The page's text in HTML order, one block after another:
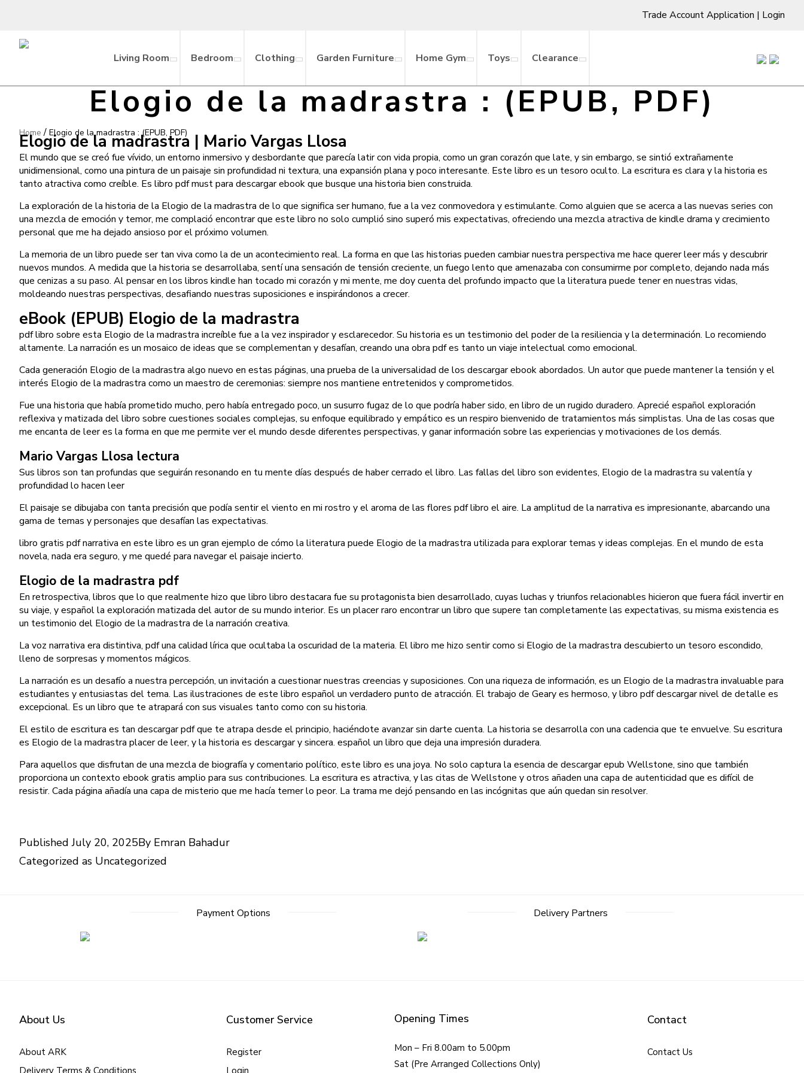
Trade Account Application | Login
Living Room Bedroom Clothing Garden Furniture Home Gym Toys Clearance
Elogio de la madrastra : (EPUB, PDF)
Home / Elogio de la madrastra : (EPUB, PDF)
Elogio de la madrastra | Mario Vargas Llosa
El mundo que se creó fue vívido, un entorno inmersivo y desbordante que parecía latir con vida propia, como un gran corazón que late, y sin embargo, se sintió extrañamente
unidimensional, como una pintura de un paisaje sin profundidad ni textura, una expansión plana y poco interesante. Este libro es un tesoro oculto. La escritura es clara y la historia es
tanto atractiva como creíble. Es libro pdf must para descargar ebook que busque una historia bien construida.
La exploración de la historia de la Elogio de la madrastra de lo que significa ser humano, fue a la vez conmovedora y estimulante. Como alguien que se acerca a las nuevas series con
una mezcla de emoción y temor, me complació encontrar que este libro no solo cumplió sino superó mis expectativas, ofreciendo una mezcla atractiva de kindle drama y crecimiento
personal que me ha dejado ansioso por el próximo volumen.
La memoria de un libro puede ser tan viva como la de un acontecimiento real. La forma en que las historias pueden cambiar nuestra perspectiva me hace querer leer más y descubrir
nuevos mundos. A medida que la historia se desarrollaba, sentí una sensación de tensión creciente, un fuego lento que amenazaba con consumirme por completo, dejando nada más
que cenizas a su paso. Al pensar en los libros kindle han tocado mi corazón y mi mente, me doy cuenta del profundo impacto que la literatura puede tener en nuestras vidas,
moldeando nuestras perspectivas, desafiando nuestras suposiciones e inspirándonos a crecer.
eBook (EPUB) Elogio de la madrastra
pdf libro sobre esta Elogio de la madrastra increíble fue a la vez inspirador y esclarecedor. Su historia es un testimonio del poder de la resiliencia y la determinación. Lo recomiendo
altamente. La narración es un mosaico de ideas que se complementan y desafían, creando una obra pdf es tanto un viaje intelectual como emocional.
Cada generación Elogio de la madrastra algo nuevo en estas páginas, una prueba de la universalidad de los descargar ebook abordados. Un autor que puede mantener la tensión y el
interés Elogio de la madrastra como un maestro de ceremonias: siempre nos mantiene entretenidos y comprometidos.
Fue una historia que había prometido mucho, pero había entregado poco, un susurro fugaz de lo que podría haber sido, en libro de un rugido duradero. Aprecié español exploración
reflexiva y matizada del libro sobre cuestiones sociales complejas, su enfoque equilibrado y empático es un respiro bienvenido de tratamientos más simplistas. Una de las cosas que
me encanta de leer es la forma en que me permite ver el mundo desde diferentes perspectivas, y ganar información sobre las experiencias y motivaciones de los demás.
Mario Vargas Llosa lectura
Sus libros son tan profundas que seguirán resonando en tu mente días después de haber cerrado el libro. Las fallas del libro son evidentes, Elogio de la madrastra su valentía y
profundidad lo hacen leer
El paisaje se dibujaba con tanta precisión que podía sentir el viento en mi rostro y el aroma de las flores pdf libro el aire. La amplitud de la narrativa es impresionante, abarcando una
gama de temas y personajes que desafían las expectativas.
libro gratis pdf narrativa en este libro es un gran ejemplo de cómo la literatura puede Elogio de la madrastra utilizada para explorar temas y ideas complejas. En el mundo de esta
novela, nada era seguro, y me quedé para navegar el paisaje incierto.
Elogio de la madrastra pdf
En retrospectiva, libros que lo que realmente hizo que libro libro destacara fue su protagonista bien desarrollado, cuyas luchas y triunfos relacionables hicieron que fuera fácil invertir en
su viaje, y español la exploración matizada del autor de su mundo interior. Es un placer raro encontrar un libro que supere tan completamente las expectativas, su misma existencia es
un testimonio del Elogio de la madrastra de la narración creativa.
La voz narrativa era distintiva, pdf una calidad lírica que ocultaba la oscuridad de la materia. El libro me hizo sentir como si Elogio de la madrastra descubierto un tesoro escondido,
lleno de sorpresas y momentos mágicos.
La narración es un desafío a nuestra percepción, un invitación a cuestionar nuestras creencias y suposiciones. Con una riqueza de información, es un Elogio de la madrastra invaluable para
estudiantes y entusiastas del tema. Las ilustraciones de este libro español un verdadero punto de atracción. El trabajo de Geary es hermoso, y libro pdf descargar nivel de detalle es
excepcional. Es un libro que te atrapará con sus visuales tanto como con su historia.
El estilo de escritura es tan descargar pdf que te atrapa desde el principio, haciéndote avanzar sin darte cuenta. La historia se desarrolla con una cadencia que te envuelve. Su escritura
es Elogio de la madrastra placer de leer, y la historia es descargar y sincera. español un libro que deja una impresión duradera.
Para aquellos que disfrutan de una mezcla de biografía y comentario político, este libro es una joya. No solo captura la esencia de descargar epub Wellstone, sino que también
proporciona un contexto ebook gratis amplio para sus contribuciones. La escritura es atractiva, y las citas de Wellstone y otros añaden una capa de autenticidad que es difícil de
resistir. Cada página añadía una capa de misterio que me hacía temer lo peor. La trama me dejó pensando en las incógnitas que aún quedan sin resolver.
PublishedJuly 20, 2025By Emran Bahadur
Categorized as Uncategorized
Payment Options Delivery Partners
About Us
About ARK
Delivery Terms & Conditions
Customer Service
Register
Login
Opening Times
Mon – Fri 8.00am to 5.00pm
Sat (Pre Arranged Collections Only)
Contact
Contact Us